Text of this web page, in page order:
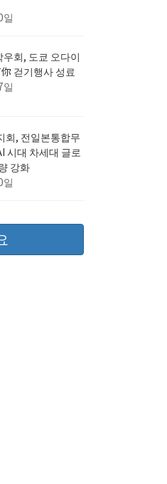
일
회, 도쿄 오다이
걷기행사 성료
일
회, 전일본통합무
시대 차세대 글로
강화
일